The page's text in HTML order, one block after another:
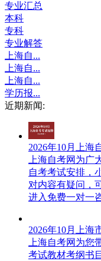
专业汇总
本科
专科
专业解答
上海自...
上海自...
上海自...
学历报...
近期新闻:
2026年10月上海
上海自考网​为广
自考考试安排，
对内容有疑问，
进入免费一对一
2026年10月上海
上海自考网为您
考试教材考纲书